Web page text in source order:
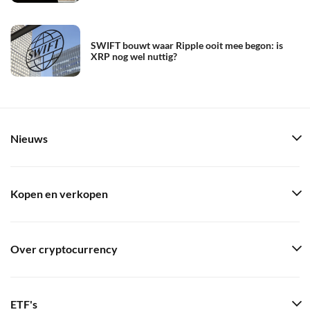
SWIFT bouwt waar Ripple ooit mee begon: is
XRP nog wel nuttig?
Nieuws
Kopen en verkopen
Over cryptocurrency
ETF's